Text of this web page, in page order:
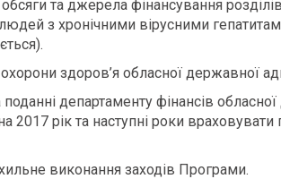
та джерела фінансування
з хронічними вірусними
здоров’я обласної державної
департаменту фінансів
2017 рік та наступні роки
виконання заходів Програми.